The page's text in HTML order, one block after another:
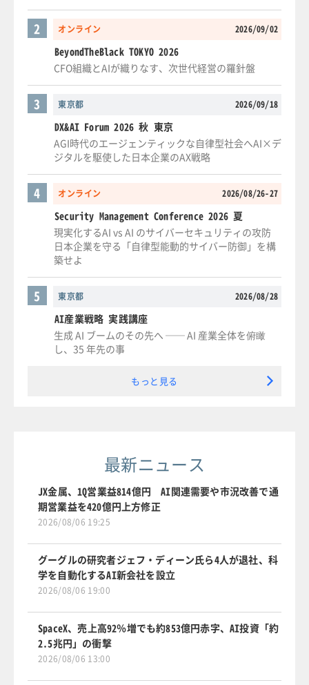
オンライン 2026/09/02
2
BeyondTheBlack TOKYO 2026
CFO組織とAIが織りなす、次世代経営の羅針盤
東京都 2026/09/18
3
DX&AI Forum 2026 秋 東京
AGI時代のエージェンティックな自律型社会へAI×デ
ジタルを駆使した日本企業のAX戦略
オンライン 2026/08/26-27
4
Security Management Conference 2026 夏
現実化するAI vs AI のサイバーセキュリティの攻防
日本企業を守る「自律型能動的サイバー防御」を構
築せよ
東京都 2026/08/28
5
AI産業戦略 実践講座
生成 AI ブームのその先へ ── AI 産業全体を俯瞰
し、35 年先の事
もっと見る
最新ニュース
JX金属、1Q営業益814億円 AI関連需要や市況改善で通
期営業益を420億円上方修正
2026/08/06 19:25
グーグルの研究者ジェフ・ディーン氏ら4人が退社、科
学を自動化するAI新会社を設立
2026/08/06 19:00
SpaceX、売上高92％増でも約853億円赤字、AI投資「約
2.5兆円」の衝撃
2026/08/06 13:00